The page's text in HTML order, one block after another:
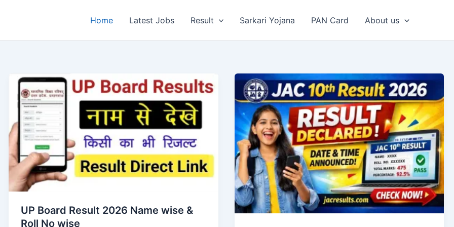
Home Latest Jobs Result Sarkari Yojana PAN Card About us
UP Board Result 2026 Name wise &
Roll No wise